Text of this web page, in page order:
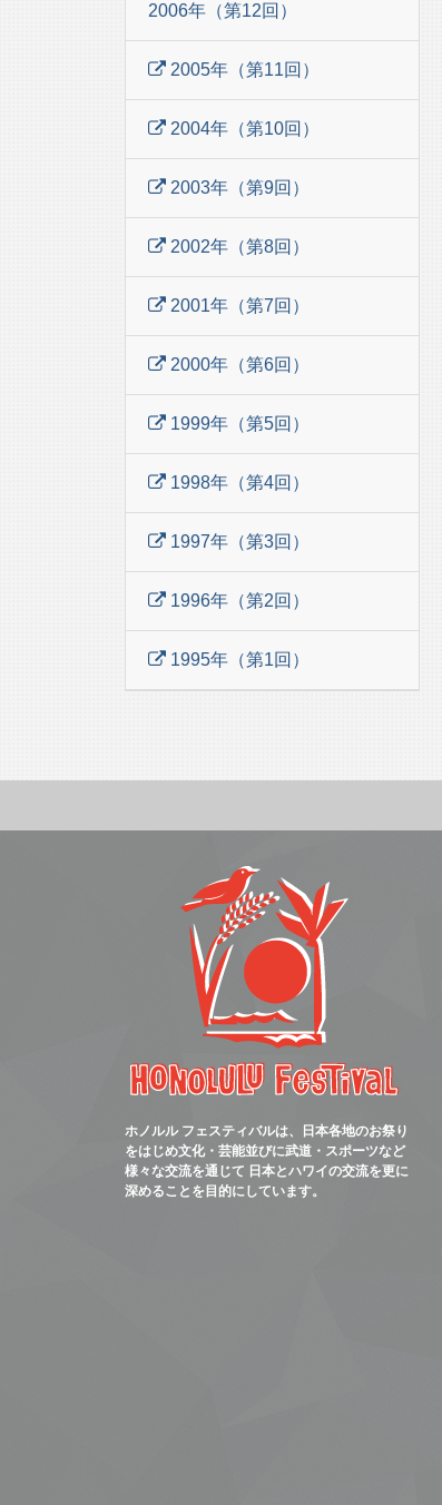
2006年（第12回）
2005年（第11回）
2004年（第10回）
2003年（第9回）
2002年（第8回）
2001年（第7回）
2000年（第6回）
1999年（第5回）
1998年（第4回）
1997年（第3回）
1996年（第2回）
1995年（第1回）
ホノルル フェスティバルは、日本各地のお祭り
をはじめ文化・芸能並びに武道・スポーツなど
様々な交流を通じて 日本とハワイの交流を更に
深めることを目的にしています。